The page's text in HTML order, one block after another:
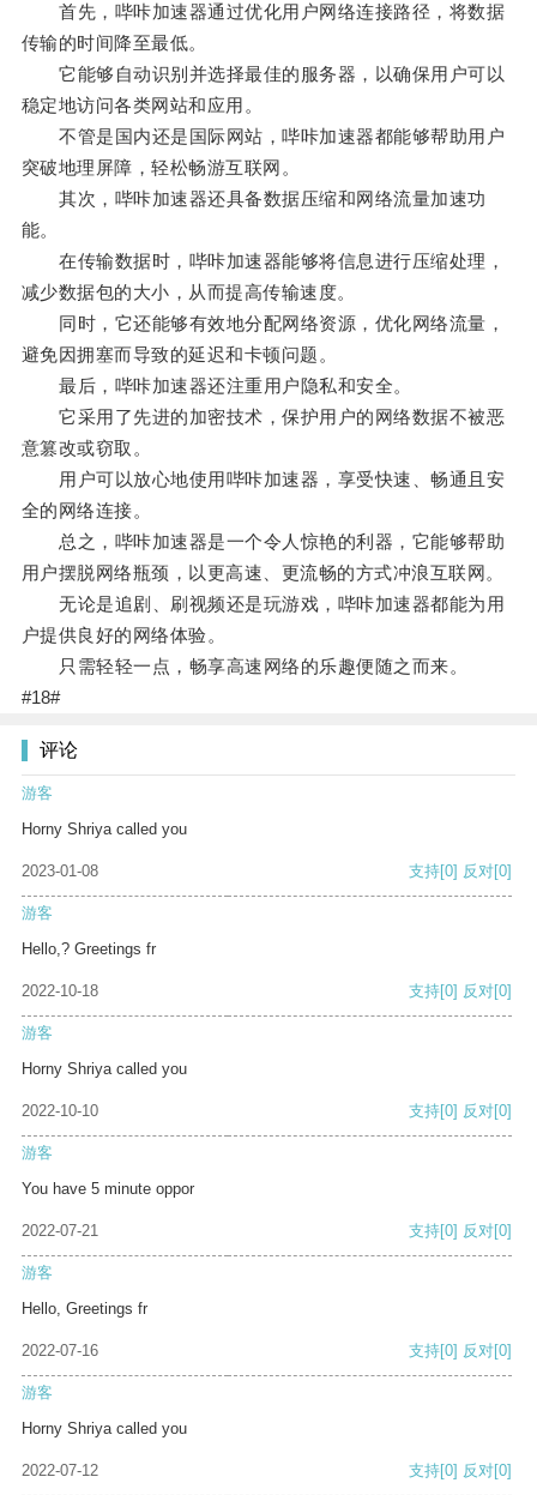
首先，哔咔加速器通过优化用户网络连接路径，将数据
传输的时间降至最低。
它能够自动识别并选择最佳的服务器，以确保用户可以
稳定地访问各类网站和应用。
不管是国内还是国际网站，哔咔加速器都能够帮助用户
突破地理屏障，轻松畅游互联网。
其次，哔咔加速器还具备数据压缩和网络流量加速功
能。
在传输数据时，哔咔加速器能够将信息进行压缩处理，
减少数据包的大小，从而提高传输速度。
同时，它还能够有效地分配网络资源，优化网络流量，
避免因拥塞而导致的延迟和卡顿问题。
最后，哔咔加速器还注重用户隐私和安全。
它采用了先进的加密技术，保护用户的网络数据不被恶
意篡改或窃取。
用户可以放心地使用哔咔加速器，享受快速、畅通且安
全的网络连接。
总之，哔咔加速器是一个令人惊艳的利器，它能够帮助
用户摆脱网络瓶颈，以更高速、更流畅的方式冲浪互联网。
无论是追剧、刷视频还是玩游戏，哔咔加速器都能为用
户提供良好的网络体验。
只需轻轻一点，畅享高速网络的乐趣便随之而来。
#18#
评论
游客
Horny Shriya called you
2023-01-08 支持[0] 反对[0]
游客
Hello,? Greetings fr
2022-10-18 支持[0] 反对[0]
游客
Horny Shriya called you
2022-10-10 支持[0] 反对[0]
游客
You have 5 minute oppor
2022-07-21 支持[0] 反对[0]
游客
Hello, Greetings fr
2022-07-16 支持[0] 反对[0]
游客
Horny Shriya called you
2022-07-12 支持[0] 反对[0]